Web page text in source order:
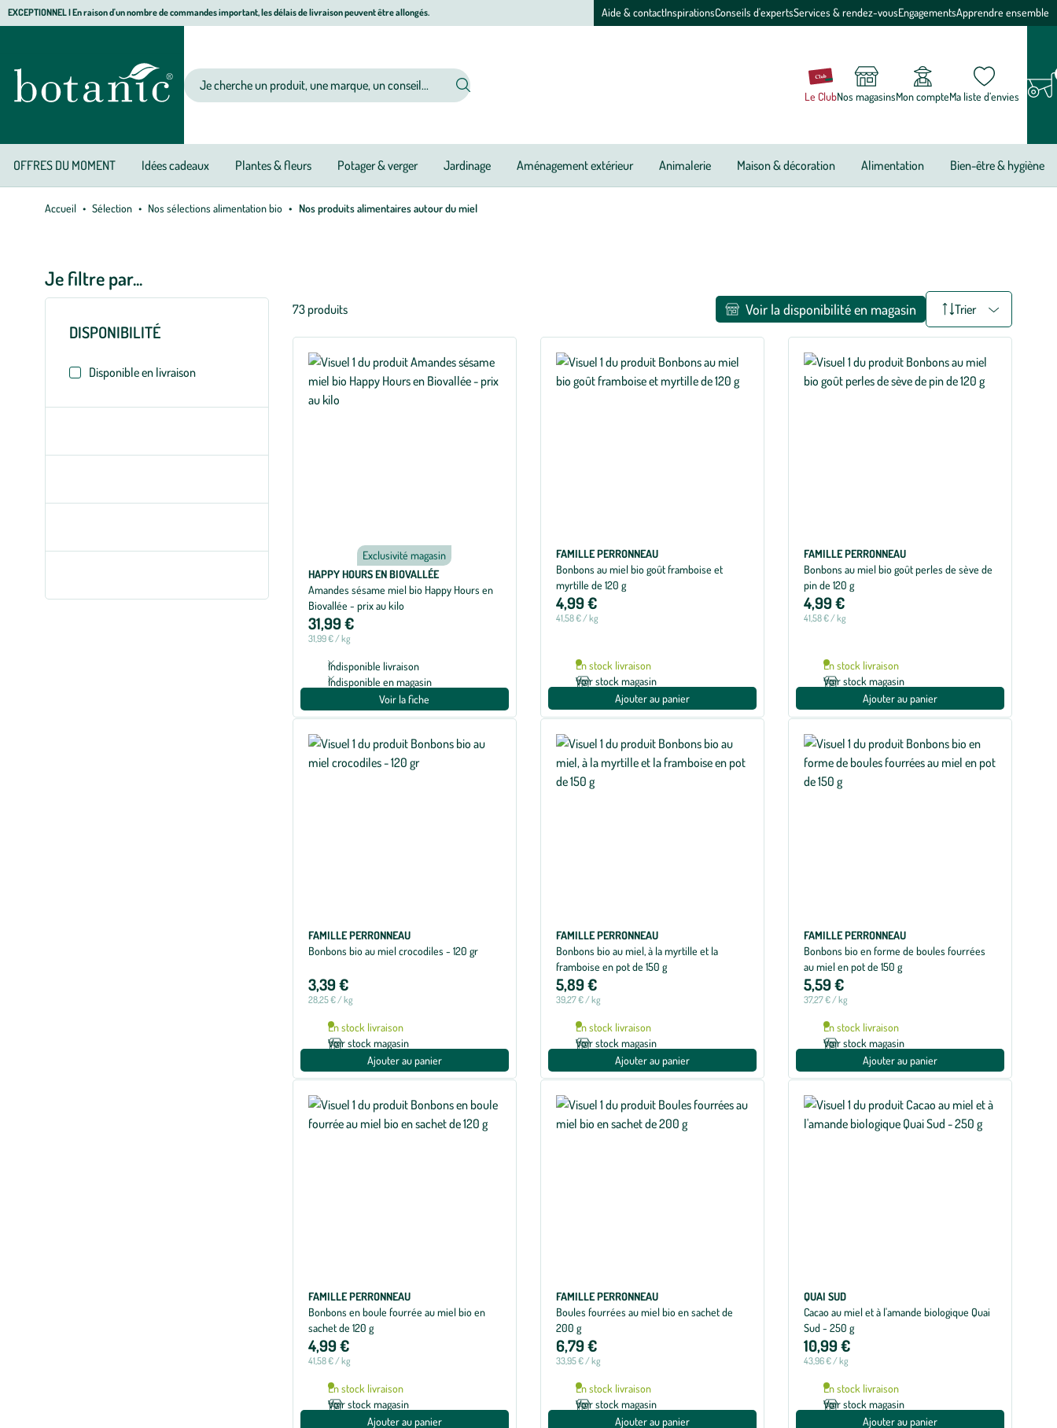
Aller
navigation
Aller
principal
Aller
de
page
EXCEPTIONNEL I En raison d'un nombre de commandes important, les délais de livraison peuvent être allongés. Aide & contactInspirationsConseils d'expertsServices & rendez-vousEngagementsApprendre ensemble
animalerie,
décoration,
botanic®
Votre
recherche
Le ClubNos magasinsMon compteMa liste d’envies
OFFRES DU MOMENT Idées cadeaux Plantes & fleurs Potager & verger Jardinage Aménagement extérieur Animalerie Maison & décoration Alimentation Bien-être & hygiène
Accueil Sélection Nos sélections alimentation bio Nos produits alimentaires autour du miel
Je filtre par...
DISPONIBILITÉ
Disponible en livraison
des
filtres
appliqués
73 produits Trier
Voir la disponibilité en magasin
Exclusivité magasin
HAPPY HOURS EN BIOVALLÉE
Amandes sésame miel bio Happy Hours en
Biovallée - prix au kilo
31,99 €
31,99 € / kg
Indisponible livraison
Indisponible en magasin
Voir la fiche
FAMILLE PERRONNEAU
Bonbons au miel bio goût framboise et
myrtille de 120 g
4,99 €
41,58 € / kg
En stock livraison
Voir stock magasin
Ajouter au panier
FAMILLE PERRONNEAU
Bonbons au miel bio goût perles de sève de
pin de 120 g
4,99 €
41,58 € / kg
En stock livraison
Voir stock magasin
Ajouter au panier
FAMILLE PERRONNEAU
Bonbons bio au miel crocodiles - 120 gr
3,39 €
28,25 € / kg
En stock livraison
Voir stock magasin
Ajouter au panier
FAMILLE PERRONNEAU
Bonbons bio au miel, à la myrtille et la
framboise en pot de 150 g
5,89 €
39,27 € / kg
En stock livraison
Voir stock magasin
Ajouter au panier
FAMILLE PERRONNEAU
Bonbons bio en forme de boules fourrées
au miel en pot de 150 g
5,59 €
37,27 € / kg
En stock livraison
Voir stock magasin
Ajouter au panier
FAMILLE PERRONNEAU
Bonbons en boule fourrée au miel bio en
sachet de 120 g
4,99 €
41,58 € / kg
En stock livraison
Voir stock magasin
Ajouter au panier
FAMILLE PERRONNEAU
Boules fourrées au miel bio en sachet de
200 g
6,79 €
33,95 € / kg
En stock livraison
Voir stock magasin
Ajouter au panier
QUAI SUD
Cacao au miel et à l'amande biologique Quai
Sud - 250 g
10,99 €
43,96 € / kg
En stock livraison
Voir stock magasin
Ajouter au panier